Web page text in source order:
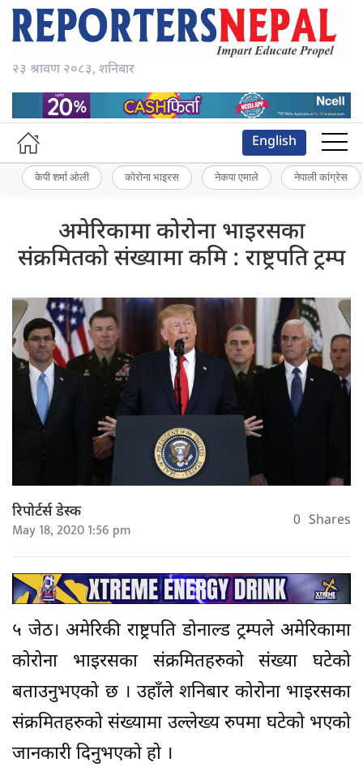
२३ श्रावण २०८३, शनिबार
English
केपी शर्मा ओली कोरोना भाइरस नेकपा एमाले नेपाली कांग्रेस
अमेरिकामा कोरोना भाइरसका
संक्रमितको संख्यामा कमि : राष्ट्रपति ट्रम्प
रिपोर्टर्स डेस्क
May 18, 2020 1:56 pm 0 Shares
५ जेठ। अमेरिकी राष्ट्रपति डोनाल्ड ट्रम्पले अमेरिकामा
कोरोना भाइरसका संक्रमितहरुको संख्या घटेको
बताउनुभएको छ । उहाँले शनिबार कोरोना भाइरसका
संक्रमितहरुको संख्यामा उल्लेख्य रुपमा घटेको भएको
जानकारी दिनुभएको हो ।